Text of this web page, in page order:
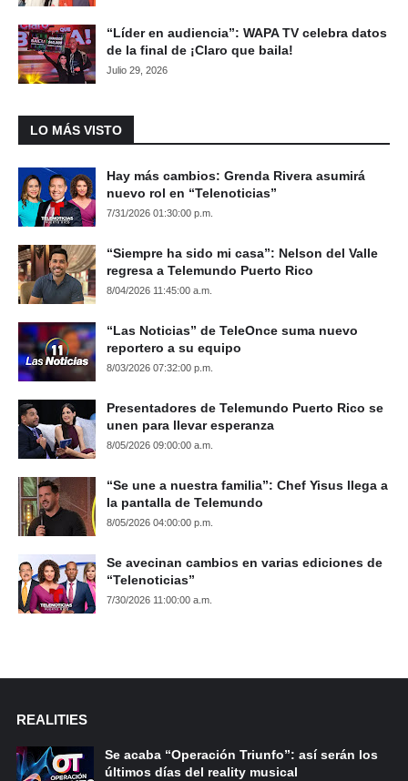
“Líder en audiencia”: WAPA TV celebra datos
de la final de ¡Claro que baila!
Julio 29, 2026
LO MÁS VISTO
Hay más cambios: Grenda Rivera asumirá
nuevo rol en “Telenoticias”
7/31/2026 01:30:00 p.m.
“Siempre ha sido mi casa”: Nelson del Valle
regresa a Telemundo Puerto Rico
8/04/2026 11:45:00 a.m.
“Las Noticias” de TeleOnce suma nuevo
reportero a su equipo
8/03/2026 07:32:00 p.m.
Presentadores de Telemundo Puerto Rico se
unen para llevar esperanza
8/05/2026 09:00:00 a.m.
“Se une a nuestra familia”: Chef Yisus llega a
la pantalla de Telemundo
8/05/2026 04:00:00 p.m.
Se avecinan cambios en varias ediciones de
“Telenoticias”
7/30/2026 11:00:00 a.m.
REALITIES
Se acaba “Operación Triunfo”: así serán los
últimos días del reality musical